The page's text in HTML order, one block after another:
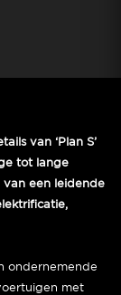
van ‘Plan S’
tot lange
van een leidende
ondernemende
met